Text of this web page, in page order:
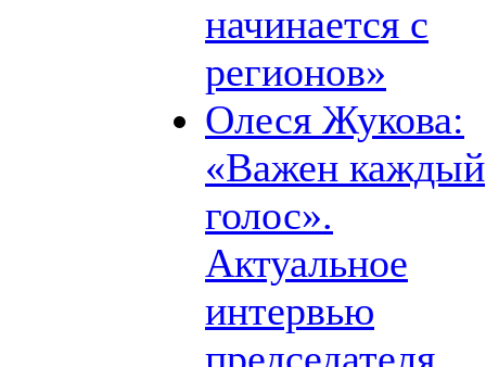
начинается с
регионов»
Олеся Жукова:
«Важен каждый
голос».
Актуальное
интервью